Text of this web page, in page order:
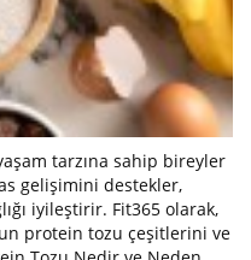
tarzına sahip bireyler
gelişimini destekler,
iyileştirir. Fit365 olarak,
protein tozu çeşitlerini ve